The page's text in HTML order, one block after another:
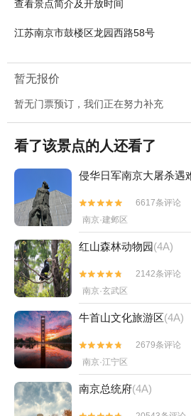
查看景点简介及开放时间
江苏南京市鼓楼区龙园西路58号
暂无报价
暂无门票预订，我们正在努力补充
看了该景点的人还看了
侵华日军南京大屠杀遇


6617条评论
南京·建邺区
红山森林动物园(4A)


2142条评论
南京·玄武区
牛首山文化旅游区(4A)


2679条评论
南京·江宁区
南京总统府(4A)